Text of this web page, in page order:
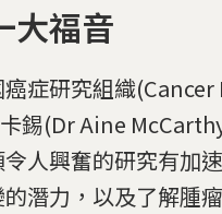
大福音
症研究組織(Cancer
錫(Dr Aine
令人興奮的研究有加
潛力，以及了解腫瘤